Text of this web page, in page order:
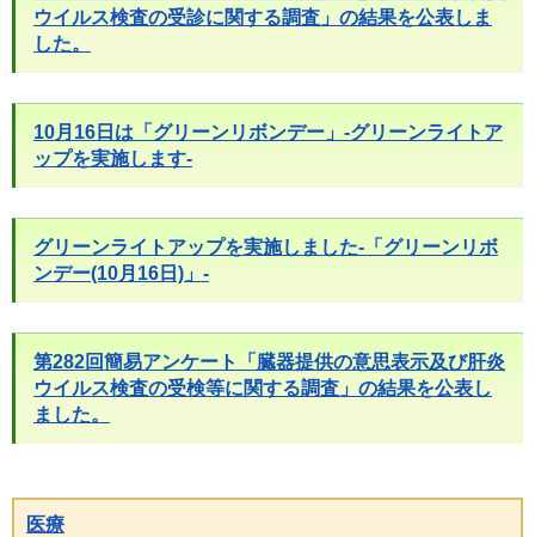
ウイルス検査の受診に関する調査」の結果を公表しま
した。
10月16日は「グリーンリボンデー」-グリーンライトア
ップを実施します-
グリーンライトアップを実施しました-「グリーンリボ
ンデー(10月16日)」-
第282回簡易アンケート「臓器提供の意思表示及び肝炎
ウイルス検査の受検等に関する調査」の結果を公表し
ました。
医療